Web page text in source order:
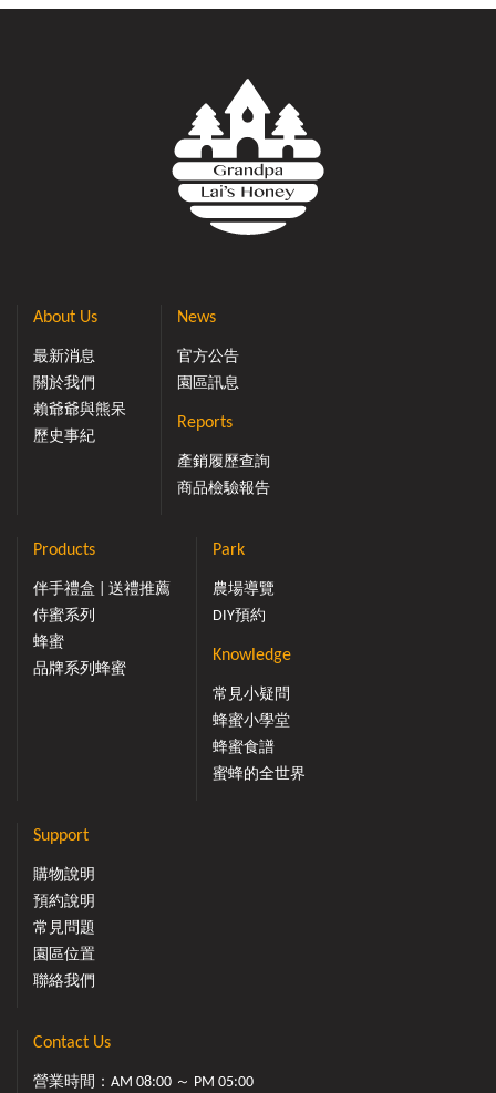
About Us
最新消息
關於我們
賴爺爺與熊呆
歷史事紀
News
官方公告
園區訊息
Reports
產銷履歷查詢
商品檢驗報告
Products
伴手禮盒 | 送禮推薦
侍蜜系列
蜂蜜
品牌系列蜂蜜
Park
農場導覽
DIY預約
Knowledge
常見小疑問
蜂蜜小學堂
蜂蜜食譜
蜜蜂的全世界
Support
購物說明
預約說明
常見問題
園區位置
聯絡我們
Contact Us
營業時間：AM 08:00 ～ PM 05:00